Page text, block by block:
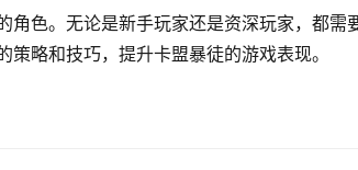
角色。无论是新手玩家还是资深玩家，都需
略和技巧，提升卡盟暴徒的游戏表现。